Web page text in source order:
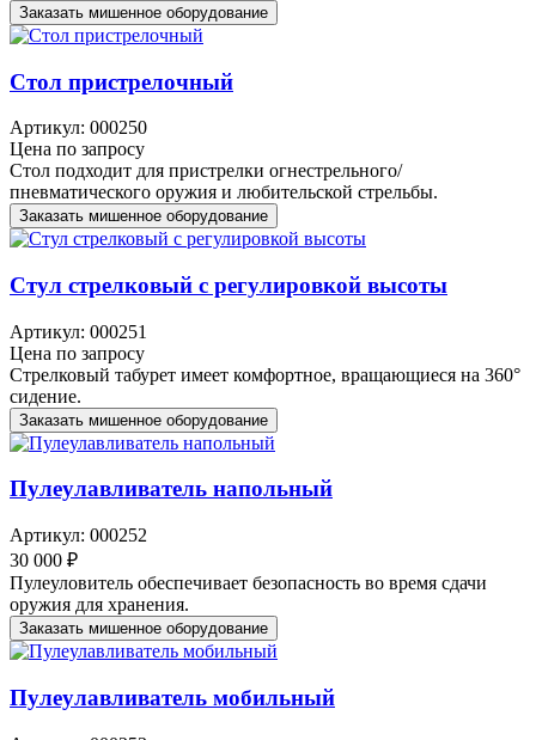
Заказать мишенное оборудование
Стол пристрелочный
Артикул: 000250
Цена по запросу
Стол подходит для пристрелки огнестрельного/
пневматического оружия и любительской стрельбы.
Заказать мишенное оборудование
Стул стрелковый с регулировкой высоты
Артикул: 000251
Цена по запросу
Стрелковый табурет имеет комфортное, вращающиеся на 360°
сидение.
Заказать мишенное оборудование
Пулеулавливатель напольный
Артикул: 000252
30 000 ₽
Пулеуловитель обеспечивает безопасность во время сдачи
оружия для хранения.
Заказать мишенное оборудование
Пулеулавливатель мобильный